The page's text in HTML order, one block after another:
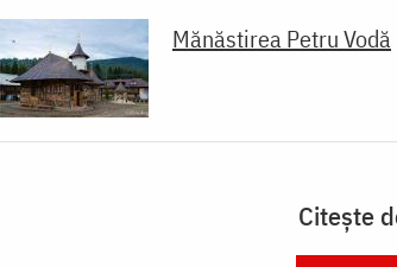
Mănăstirea Petru Vodă
Citește